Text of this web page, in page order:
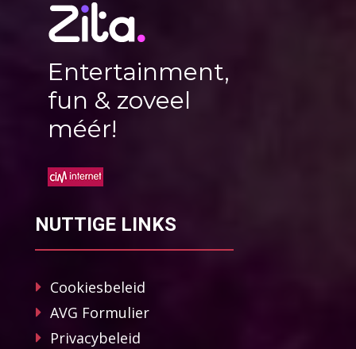
Entertainment,
fun & zoveel
méér!
NUTTIGE LINKS
Cookiesbeleid
AVG Formulier
Privacybeleid